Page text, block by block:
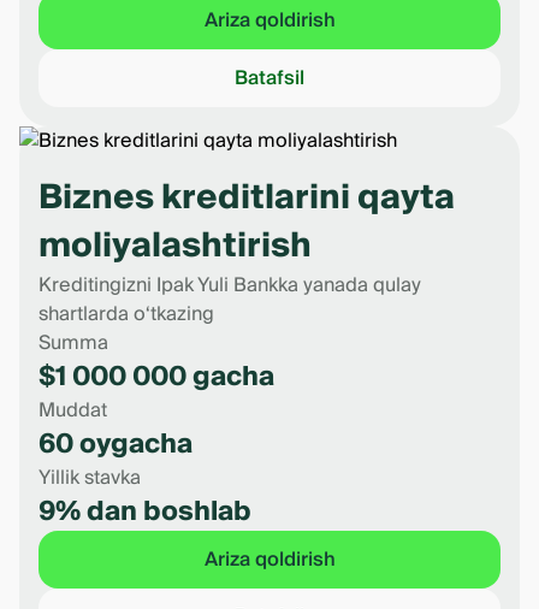
Ariza qoldirish
Batafsil
Biznes kreditlarini qayta
moliyalashtirish
Kreditingizni Ipak Yuli Bankka yanada qulay
shartlarda o‘tkazing
Summa
$1 000 000 gacha
Muddat
60 oygacha
Yillik stavka
9% dan boshlab
Ariza qoldirish